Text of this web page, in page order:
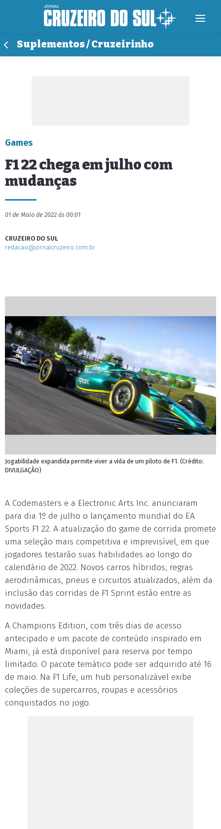
Suplementos / Cruzeirinho
Games
F1 22 chega em julho com
mudanças
01 de Maio de 2022 às 00:01
CRUZEIRO DO SUL
redacao@jornalcruzeiro.com.br
Jogabilidade expandida permite viver a vida de um piloto de F1. (Crédito:
DIVULGAÇÃO)
A Codemasters e a Electronic Arts Inc. anunciaram
para dia 1º de julho o lançamento mundial do EA
Sports F1 22. A atualização do game de corrida promete
uma seleção mais competitiva e imprevisível, em que
jogadores testarão suas habilidades ao longo do
calendário de 2022. Novos carros híbridos, regras
aerodinâmicas, pneus e circuitos atualizados, além da
inclusão das corridas de F1 Sprint estão entre as
novidades.
A Champions Edition, com três dias de acesso
antecipado e um pacote de conteúdo inspirado em
Miami, já está disponível para reserva por tempo
limitado. O pacote temático pode ser adquirido até 16
de maio. Na F1 Life, um hub personalizável exibe
coleções de supercarros, roupas e acessórios
conquistados no jogo.